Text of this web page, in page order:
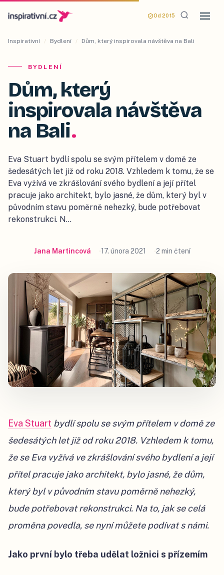
Od 2015
Inspirativní / Bydlení / Dům, který inspirovala návštěva na Bali
BYDLENÍ
Dům, který
inspirovala návštěva
na Bali.
Eva Stuart bydlí spolu se svým přítelem v domě ze
šedesátých let již od roku 2018. Vzhledem k tomu, že se
Eva vyžívá ve zkrášlování svého bydlení a její přítel
pracuje jako architekt, bylo jasné, že dům, který byl v
původním stavu poměrně nehezký, bude potřebovat
rekonstrukci. N…
Jana Martincová 17. února 2021 2 min čtení
Eva Stuart bydlí spolu se svým přítelem v domě ze
šedesátých let již od roku 2018. Vzhledem k tomu,
že se Eva vyžívá ve zkrášlování svého bydlení a její
přítel pracuje jako architekt, bylo jasné, že dům,
který byl v původním stavu poměrně nehezký,
bude potřebovat rekonstrukci. Na to, jak se celá
proměna povedla, se nyní můžete podívat s námi.
Jako první bylo třeba udělat ložnici s přízemím